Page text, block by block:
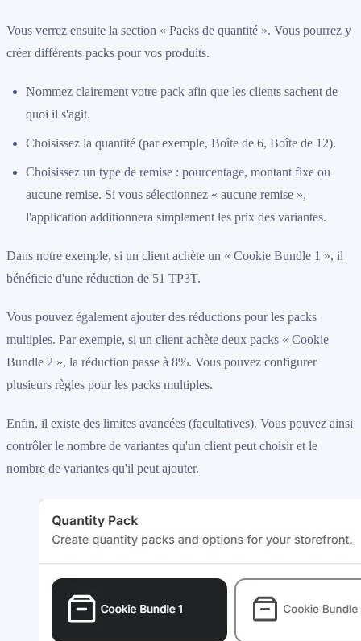
Vous verrez ensuite la section « Packs de quantité ». Vous pourrez y
créer différents packs pour vos produits.
Nommez clairement votre pack afin que les clients sachent de
quoi il s'agit.
Choisissez la quantité (par exemple, Boîte de 6, Boîte de 12).
Choisissez un type de remise : pourcentage, montant fixe ou
aucune remise. Si vous sélectionnez « aucune remise »,
l'application additionnera simplement les prix des variantes.
Dans notre exemple, si un client achète un « Cookie Bundle 1 », il
bénéficie d'une réduction de 51 TP3T.
Vous pouvez également ajouter des réductions pour les packs
multiples. Par exemple, si un client achète deux packs « Cookie
Bundle 2 », la réduction passe à 8%. Vous pouvez configurer
plusieurs règles pour les packs multiples.
Enfin, il existe des limites avancées (facultatives). Vous pouvez ainsi
contrôler le nombre de variantes qu'un client peut choisir et le
nombre de variantes qu'il peut ajouter.